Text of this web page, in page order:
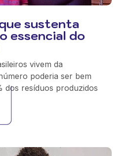
sustenta
essencial do
vivem da
poderia ser bem
dos resíduos produzidos